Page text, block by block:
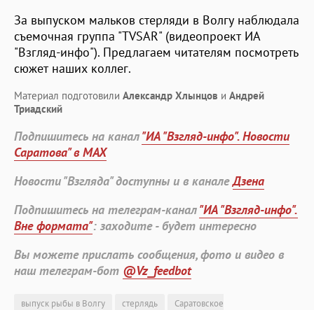
За выпуском мальков стерляди в Волгу наблюдала
съемочная группа "TVSAR" (видеопроект ИА
"Взгляд-инфо"). Предлагаем читателям посмотреть
сюжет наших коллег.
Материал подготовили Александр Хлынцов и Андрей
Триадский
Подпишитесь на канал"ИА "Взгляд-инфо". Новости
Саратова" в MAX
Новости "Взгляда" доступны и в каналеДзена
Подпишитесь на телеграм-канал"ИА "Взгляд-инфо".
Вне формата": заходите - будет интересно
Вы можете прислать сообщения, фото и видео в
наш телеграм-бот @Vz_feedbot
выпуск рыбы в Волгу стерлядь
Саратовское